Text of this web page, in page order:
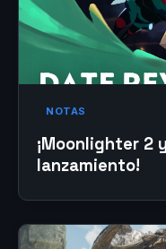
NOTAS
¡Moonlighter 2
lanzamiento!